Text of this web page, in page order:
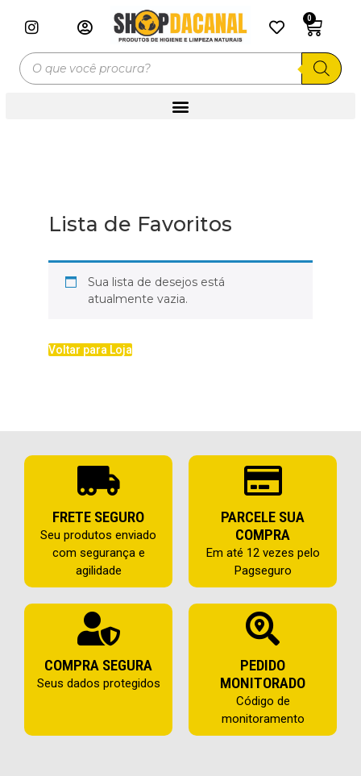
0
Lista de Favoritos
Sua lista de desejos está
atualmente vazia.
Voltar para Loja
FRETE SEGURO
Seu produtos enviado
com segurança e
agilidade
PARCELE SUA
COMPRA
Em até 12 vezes pelo
Pagseguro
COMPRA SEGURA
Seus dados protegidos
PEDIDO
MONITORADO
Código de
monitoramento